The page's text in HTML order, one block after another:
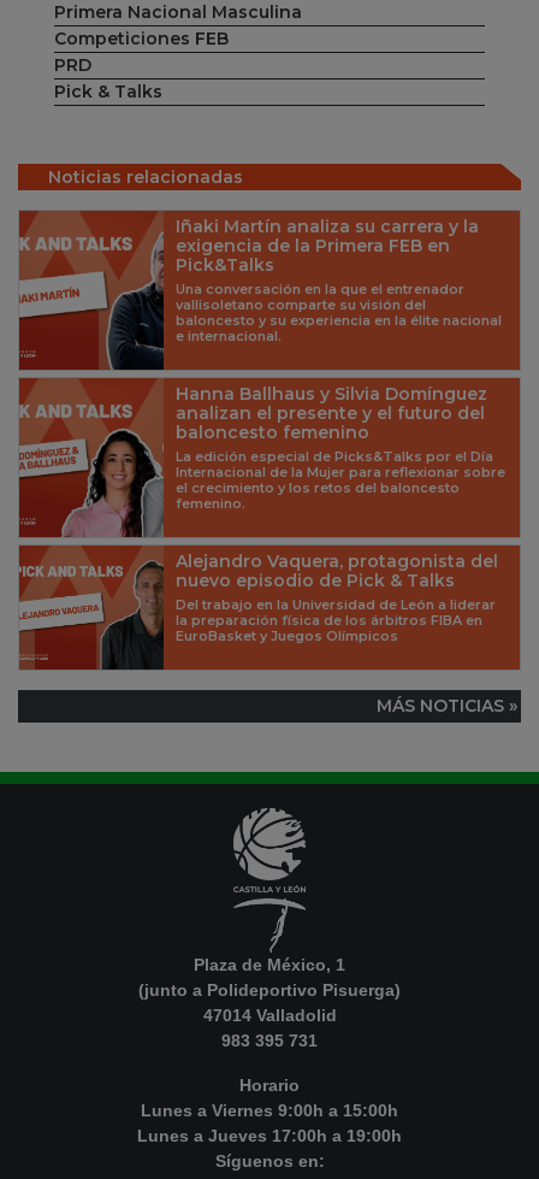
Primera Nacional Masculina
Competiciones FEB
PRD
Pick & Talks
Noticias relacionadas
Iñaki Martín analiza su carrera y la
exigencia de la Primera FEB en
Pick&Talks
Una conversación en la que el entrenador
vallisoletano comparte su visión del
baloncesto y su experiencia en la élite nacional
e internacional.
Hanna Ballhaus y Silvia Domínguez
analizan el presente y el futuro del
baloncesto femenino
La edición especial de Picks&Talks por el Día
Internacional de la Mujer para reflexionar sobre
el crecimiento y los retos del baloncesto
femenino.
Alejandro Vaquera, protagonista del
nuevo episodio de Pick & Talks
Del trabajo en la Universidad de León a liderar
la preparación física de los árbitros FIBA en
EuroBasket y Juegos Olímpicos
MÁS NOTICIAS »
Plaza de México, 1
(junto a Polideportivo Pisuerga)
47014 Valladolid
983 395 731
Horario
Lunes a Viernes 9:00h a 15:00h
Lunes a Jueves 17:00h a 19:00h
Síguenos en: